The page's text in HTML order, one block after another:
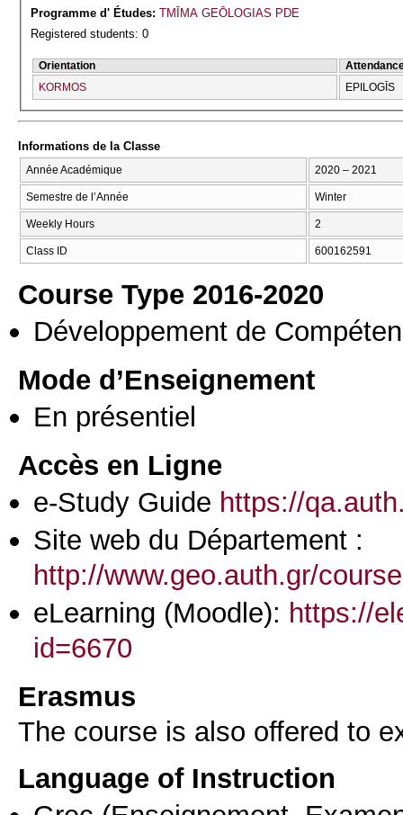
Programme d' Études:TMĪMA GEŌLOGIAS PDE
Registered students: 0
Orientation
KORMOS
EPILOGĪS
Informations de la Classe
Année Académique 2020 – 2021
Semestre de l’Année Winter
Weekly Hours 2
Class ID 600162591
Course Type 2016-2020
Développement de
Mode d’Enseignement
En présentiel
Accès en Ligne
e-Study Guide https://
Site web du Département :
http://www.geo.auth.gr/
eLearning (Moodle): https://
id=6670
Erasmus
The course is also offered to
Language of Instruction